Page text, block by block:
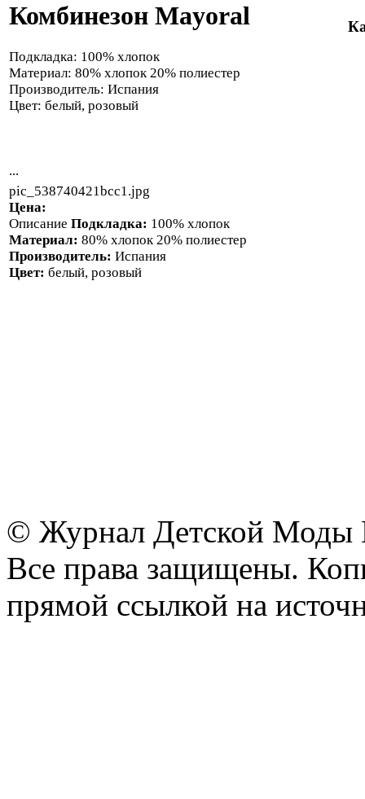
Комбинезон Mayoral
Подкладка: 100% хлопок
Материал: 80% хлопок 20% полиестер
Производитель: Испания
Цвет: белый, розовый
...
pic_538740421bcc1.jpg
Цена:
Описание Подкладка: 100% хлопок
Материал: 80% хлопок 20% полиестер
Производитель: Испания
Цвет: белый, розовый
© Журнал Детской Моды
Все права защищены.
прямой ссылкой на